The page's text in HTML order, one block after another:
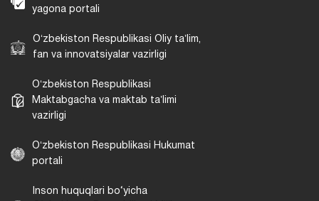
yagona portali
Oʻzbekiston Respublikasi Oliy taʼlim,
fan va innovatsiyalar vazirligi
Oʻzbekiston Respublikasi
Maktabgacha va maktab taʼlimi
vazirligi
Oʻzbekiston Respublikasi Hukumat
portali
Inson huquqlari bo‘yicha